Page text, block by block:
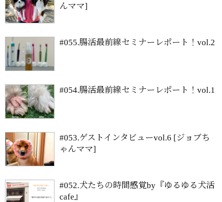
んママ]
#055.腸活最前線セミナーレポート！vol.2
#054.腸活最前線セミナーレポート！vol.1
#053.ゲストインタビューvol.6 [ジョブち
ゃんママ]
#052.犬たちの時間感覚by『ゆるゆる犬活
cafe』